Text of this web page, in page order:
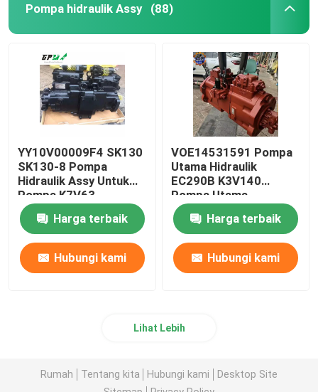
Pompa hidraulik Assy (88)
YY10V00009F4 SK130
SK130-8 Pompa
Hidraulik Assy Untuk
Pompa K7V63
Harga terbaik
Hubungi kami
VOE14531591 Pompa
Utama Hidraulik
EC290B K3V140
Pompa Utama
Harga terbaik
Hubungi kami
Lihat Lebih
Rumah Tentang kita Hubungi kami
Desktop Site